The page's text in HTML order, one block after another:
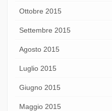
Ottobre 2015
Settembre 2015
Agosto 2015
Luglio 2015
Giugno 2015
Maggio 2015